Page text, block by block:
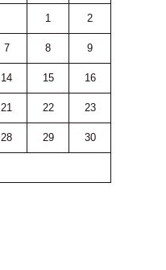
1 2
7 8 9
14 15 16
21 22 23
28 29 30